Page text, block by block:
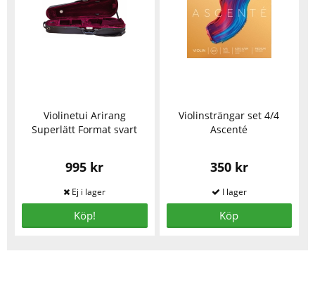
Violinetui Arirang
Superlätt Format svart
995 kr
Köp!
Violinsträngar set 4/4
Ascenté
350 kr
Köp